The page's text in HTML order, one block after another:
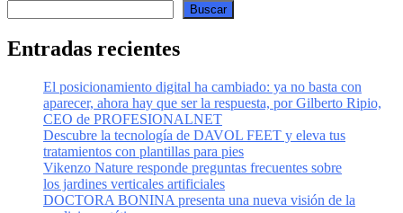
Buscar
Entradas recientes
El posicionamiento digital ha cambiado: ya no basta con
aparecer, ahora hay que ser la respuesta, por Gilberto Ripio,
CEO de PROFESIONALNET
Descubre la tecnología de DAVOL FEET y eleva tus
tratamientos con plantillas para pies
Vikenzo Nature responde preguntas frecuentes sobre
los jardines verticales artificiales
DOCTORA BONINA presenta una nueva visión de la